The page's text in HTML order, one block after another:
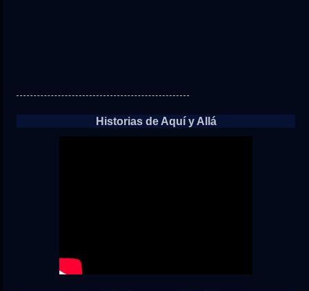
Historias de Aquí y Allá